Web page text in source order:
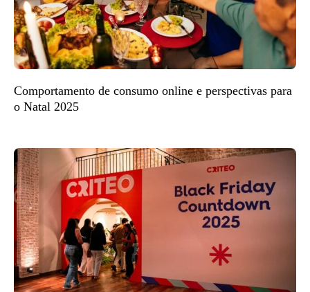
Comportamento de consumo online e perspectivas para
o Natal 2025